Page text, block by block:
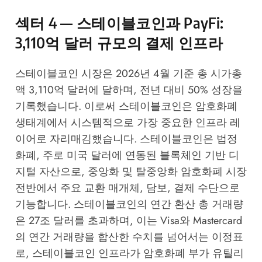
섹터 4 — 스테이블코인과 PayFi:
3,110억 달러 규모의 결제 인프라
스테이블코인 시장은 2026년 4월 기준 총 시가총
액 3,110억 달러에 달하며, 전년 대비 50% 성장을
기록했습니다. 이로써 스테이블코인은 암호화폐
생태계에서 시스템적으로 가장 중요한 인프라 레
이어로 자리매김했습니다. 스테이블코인은 법정
화폐, 주로 미국 달러에 연동된 블록체인 기반 디
지털 자산으로, 중앙화 및 탈중앙화 암호화폐 시장
전반에서 주요 교환 매개체, 담보, 결제 수단으로
기능합니다. 스테이블코인의 연간 환산 총 거래량
은 27조 달러를 초과하며, 이는 Visa와 Mastercard
의 연간 거래량을 합산한 수치를 넘어서는 이정표
로, 스테이블코인 인프라가 암호화폐 부가 유틸리